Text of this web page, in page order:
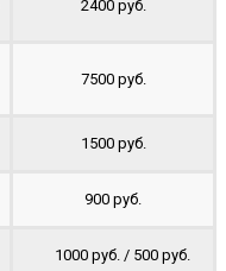
2400 руб.
7500 руб.
1500 руб.
900 руб.
1000 руб. / 500 руб.